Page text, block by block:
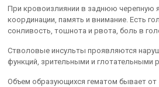
При кровоизлиянии в заднюю черепную
координации, память и внимание. Есть
сонливость, тошнота и рвота, боль в
Стволовые инсульты проявляются
функций, зрительными и глотательными
Объем образующихся гематом бывает